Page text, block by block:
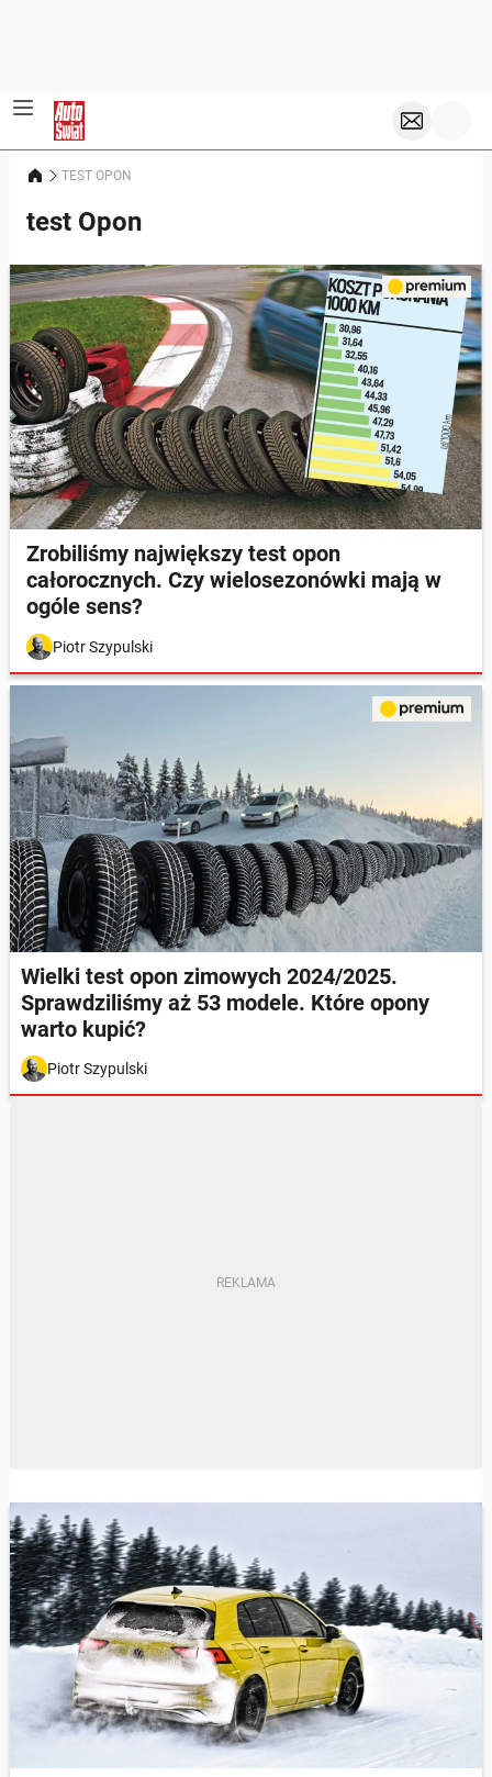
TEST OPON
test Opon
Zrobiliśmy największy test opon
całorocznych. Czy wielosezonówki mają w
ogóle sens?
Piotr Szypulski
Wielki test opon zimowych 2024/2025.
Sprawdziliśmy aż 53 modele. Które opony
warto kupić?
Piotr Szypulski